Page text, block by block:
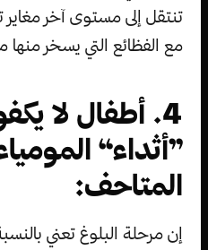
تنتقل إلى مستوى آخر
مع الفظائع التي يسخر منها
4. أطفال لا
”أثداء“
المتاحف:
إن مرحلة البلوغ تعني